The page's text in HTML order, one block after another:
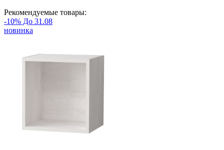
Рекомендуемые товары:
-10% До 31.08
новинка